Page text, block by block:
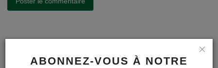
ABONNEZ-VOUS À NOTRE